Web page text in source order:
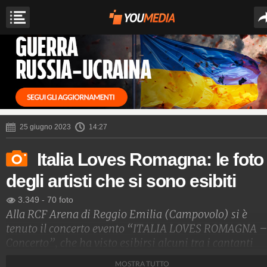
25 giugno 2023 14:27
Italia Loves Romagna: le foto
degli artisti che si sono esibiti
3.349 - 70 foto
Alla RCF Arena di Reggio Emilia (Campovolo) si è
tenuto il concerto evento “ITALIA LOVES ROMAGNA
Concerto”, che ha visto esibirsi alcuni tra i cantanti
MOSTRA TUTTO